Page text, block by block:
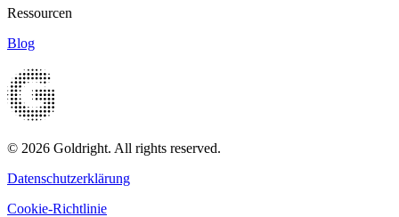
Ressourcen
Blog
© 2026 Goldright. All rights reserved.
Datenschutzerklärung
Cookie-Richtlinie